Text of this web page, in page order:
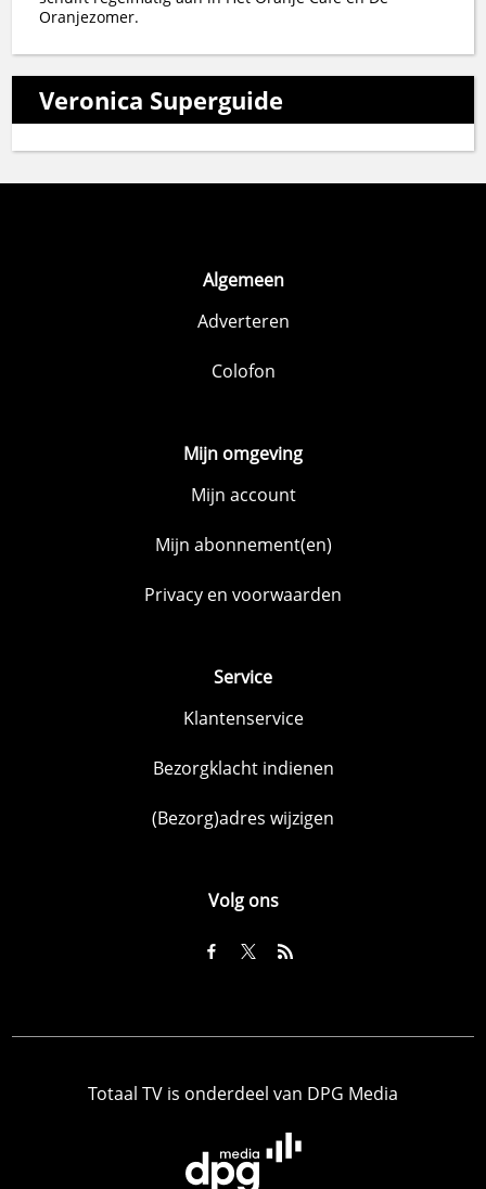
Oranjezomer.
Veronica Superguide
Algemeen
Adverteren
Colofon
Mijn omgeving
Mijn account
Mijn abonnement(en)
Privacy en voorwaarden
Service
Klantenservice
Bezorgklacht indienen
(Bezorg)adres wijzigen
Volg ons
Totaal TV is onderdeel van DPG Media